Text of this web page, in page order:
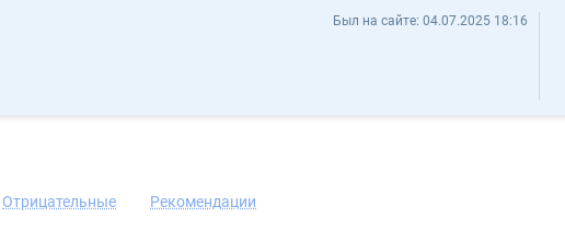
Said Bakirov si7 - ОтзывыБыл на сайте: 04.07.2025 18:16
контакт
Отрицательные Рекомендации